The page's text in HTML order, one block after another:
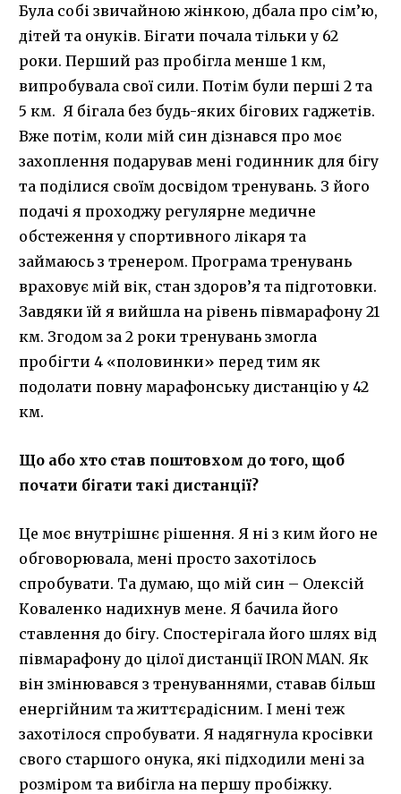
Була собі звичайною жінкою, дбала про сім’ю,
дітей та онуків. Бігати почала тільки у 62
роки. Перший раз пробігла менше 1 км,
випробувала свої сили. Потім були перші 2 та
5 км. Я бігала без будь-яких бігових гаджетів.
Вже потім, коли мій син дізнався про моє
захоплення подарував мені годинник для бігу
та поділися своїм досвідом тренувань. З його
подачі я проходжу регулярне медичне
обстеження у спортивного лікаря та
займаюсь з тренером. Програма тренувань
враховує мій вік, стан здоров’я та підготовки.
Завдяки їй я вийшла на рівень півмарафону 21
км. Згодом за 2 роки тренувань змогла
пробігти 4 «половинки» перед тим як
подолати повну марафонську дистанцію у 42
км.
Що або хто став поштовхом до того, щоб
почати бігати такі дистанції?
Це моє внутрішнє рішення. Я ні з ким його не
обговорювала, мені просто захотілось
спробувати. Та думаю, що мій син – Олексій
Коваленко надихнув мене. Я бачила його
ставлення до бігу. Спостерігала його шлях від
півмарафону до цілої дистанції IRON MAN. Як
він змінювався з тренуваннями, ставав більш
енергійним та життєрадісним. І мені теж
захотілося спробувати. Я надягнула кросівки
свого старшого онука, які підходили мені за
розміром та вибігла на першу пробіжку.